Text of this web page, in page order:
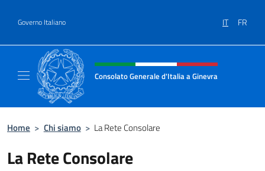
Governo Italiano IT FR
Intestazione sito, social e menù
Consolato Generale d'Italia a Ginevra
Home > Chi siamo > La Rete Consolare
La Rete Consolare